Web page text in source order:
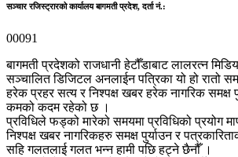
सञ्चार रजिस्ट्रारको कार्यालय बागमती प्रदेश, दर्ता नं.:
00091
बागमती प्रदेशको राजधानी हेटौँडाबाट लालरत्न
सञ्चालित डिजिटल अनलाईन पत्रिका यो हो रातो
हरेक प्रहर सत्य र निश्पक्ष खबर हरेक नागरिक समक्ष
कमको कदम रहेको छ ।
प्रविधिले फड्को मारेको समयमा प्रविधिको प्रयोग
निश्पक्ष खबर नागरिकहरु समक्ष पुर्याउन र
सहि गलतलाई गलत भन्न हामी पछि हट्ने छैनौँ ।